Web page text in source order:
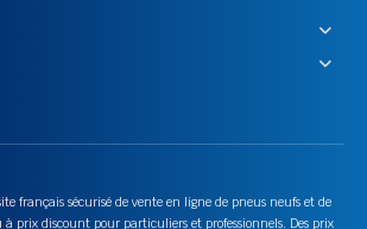
français sécurisé de vente en ligne de pneus neufs et de
prix discount pour particuliers et professionnels. Des prix